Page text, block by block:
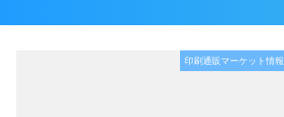
印刷通販マーケット情報